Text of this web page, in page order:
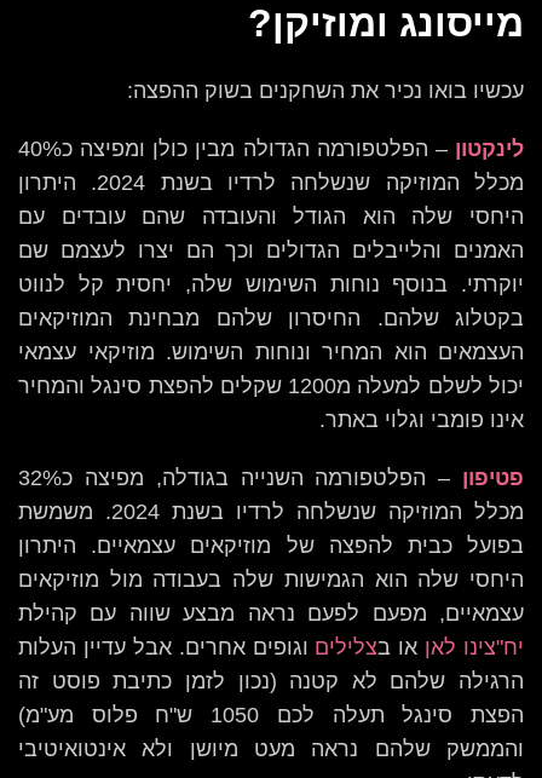
מייסונג ומוזיקן?
עכשיו בואו נכיר את השחקנים בשוק ההפצה:
לינקטון
– הפלטפורמה הגדולה מבין כולן ומפיצה כ40%
מכלל המוזיקה שנשלחה לרדיו בשנת 2024. היתרון
היחסי שלה הוא הגודל והעובדה שהם עובדים עם
האמנים והלייבלים הגדולים וכך הם יצרו לעצמם שם
יוקרתי. בנוסף נוחות השימוש שלה, יחסית קל לנווט
בקטלוג שלהם. החיסרון שלהם מבחינת המוזיקאים
העצמאים הוא המחיר ונוחות השימוש. מוזיקאי עצמאי
יכול לשלם למעלה מ1200 שקלים להפצת סינגל והמחיר
אינו פומבי וגלוי באתר.
פטיפון
– הפלטפורמה השנייה בגודלה, מפיצה כ32%
מכלל המוזיקה שנשלחה לרדיו בשנת 2024. משמשת
בפועל כבית להפצה של מוזיקאים עצמאיים. היתרון
היחסי שלה הוא הגמישות שלה בעבודה מול מוזיקאים
עצמאיים, מפעם לפעם נראה מבצע שווה עם קהילת
יח"צינו לאן או בצלילים וגופים אחרים. אבל עדיין העלות
הרגילה שלהם לא קטנה (נכון לזמן כתיבת פוסט זה
הפצת סינגל תעלה לכם 1050 ש"ח פלוס מע"מ)
והממשק שלהם נראה מעט מיושן ולא אינטואיטיבי